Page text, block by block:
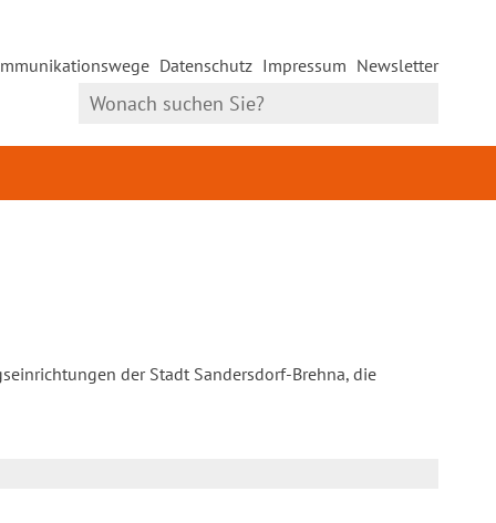
Datenschutz Impressum Newsletter
der Stadt Sandersdorf-Brehna, die